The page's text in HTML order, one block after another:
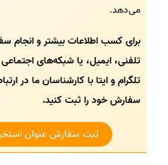
می‌دهد.
برای کسب اطلاعات بیشتر و انجام
تلفنی، ایمیل، یا شبکه‌های اجتماعی
تلگرام و ایتا با کارشناسان ما در
سفارش خود را ثبت کنید.
ثبت سفارش عنوان